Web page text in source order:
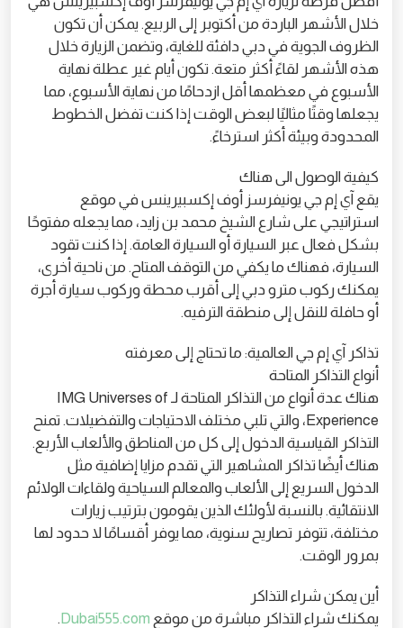
خلال الأشهر الباردة من أكتوبر إلى الربيع. يمكن أن تكون
الظروف الجوية في دبي دافئة للغاية، وتضمن الزيارة خلال
هذه الأشهر لقاءً أكثر متعة. تكون أيام غير عطلة نهاية
الأسبوع في معظمها أقل ازدحامًا من نهاية الأسبوع، مما
يجعلها وقتًا مثاليًا لبعض الوقت إذا كنت تفضل الخطوط
المحدودة وبيئة أكثر استرخاءً.
كيفية الوصول الى هناك
يقع آي إم جي يونيفرسز أوف إكسبيرينس في موقع
استراتيجي على شارع الشيخ محمد بن زايد، مما يجعله مفتوحًا
بشكل فعال عبر السيارة أو السيارة العامة. إذا كنت تقود
السيارة، فهناك ما يكفي من التوقف المتاح. من ناحية أخرى،
يمكنك ركوب مترو دبي إلى أقرب محطة وركوب سيارة أجرة
أو حافلة للنقل إلى منطقة الترفيه.
تذاكر آي إم جي العالمية: ما تحتاج إلى معرفته
أنواع التذاكر المتاحة
هناك عدة أنواع من التذاكر المتاحة لـ IMG Universes of
Experience، والتي تلبي مختلف الاحتياجات والتفضيلات. تمنح
التذاكر القياسية الدخول إلى كل من المناطق والألعاب الأربع.
هناك أيضًا تذاكر المشاهير التي تقدم مزايا إضافية مثل
الدخول السريع إلى الألعاب والمعالم السياحية ولقاءات الولائم
الانتقائية. بالنسبة لأولئك الذين يقومون بترتيب زيارات
مختلفة، تتوفر تصاريح سنوية، مما يوفر أقسامًا لا حدود لها
بمرور الوقت.
أين يمكن شراء التذاكر
يمكنك شراء التذاكر مباشرة من موقع Dubai555.com
.